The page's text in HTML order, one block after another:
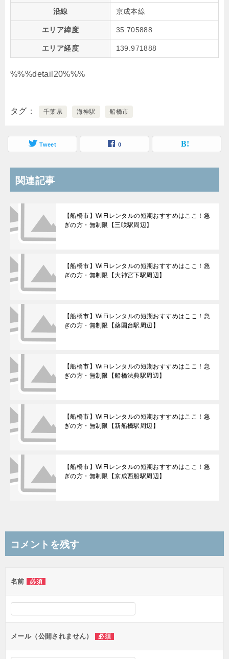
沿線 京成本線
エリア緯度 35.705888
エリア経度 139.971888
%%%detail20%%%
タグ 千葉県 海神駅 船橋市
Tweet 0
関連記事
【船橋市】WiFiレンタルの短期おすすめはここ！急
ぎの方・無制限【三咲駅周辺】
【船橋市】WiFiレンタルの短期おすすめはここ！急
ぎの方・無制限【大神宮下駅周辺】
【船橋市】WiFiレンタルの短期おすすめはここ！急
ぎの方・無制限【薬園台駅周辺】
【船橋市】WiFiレンタルの短期おすすめはここ！急
ぎの方・無制限【船橋法典駅周辺】
【船橋市】WiFiレンタルの短期おすすめはここ！急
ぎの方・無制限【新船橋駅周辺】
【船橋市】WiFiレンタルの短期おすすめはここ！急
ぎの方・無制限【京成西船駅周辺】
コメントを残す
名前 必須
メール（公開されません） 必須